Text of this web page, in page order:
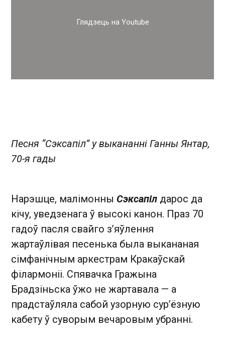
Глядзець на Youtube
Песня “Сэксапіл” у выкананні Ганны Янтар,
70-я гады
Нарэшце, малімонны Сэксапіл дарос да
кічу, уведзенага ў высокі канон. Праз 70
гадоў пасля свайго з’яўлення
жартаўлівая песенька была выкананая
сімфанічным аркестрам Кракаўскай
філармоніі. Спявачка Гражына
Брадзіньска ўжо не жартавала — а
прадстаўляла сабой узорную сур’ёзную
кабету ў суворым вечаровым убранні.